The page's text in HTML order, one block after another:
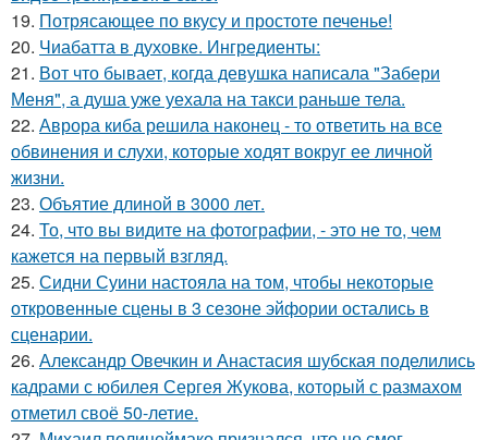
19. Потрясающее по вкусу и простоте печенье!
20. Чиабатта в духовке. Ингредиенты:
21. Вот что бывает, когда девушка написала "Забери
Меня", а душа уже уехала на такси раньше тела.
22. Аврора киба решила наконец - то ответить на все
обвинения и слухи, которые ходят вокруг ее личной
жизни.
23. Объятие длиной в 3000 лет.
24. То, что вы видите на фотографии, - это не то, чем
кажется на первый взгляд.
25. Сидни Суини настояла на том, чтобы некоторые
откровенные сцены в 3 сезоне эйфории остались в
сценарии.
26. Александр Овечкин и Анастасия шубская поделились
кадрами с юбилея Сергея Жукова, который с размахом
отметил своё 50-летие.